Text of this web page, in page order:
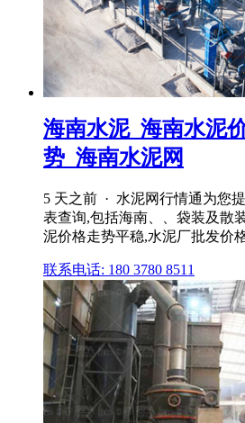
海南水泥_海南水泥
势_海南水泥网
5 天之前 · 水泥网行情通为您
表查询,包括海南、、袋装及散
泥价格走势平稳,水泥厂批发价
联系电话: 180 3780 8511